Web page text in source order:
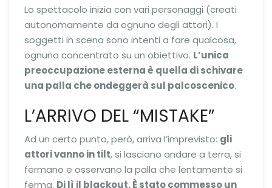
Lo spettacolo inizia con vari personaggi (creati
autonomamente da ognuno degli attori). I
soggetti in scena sono intenti a fare qualcosa,
ognuno concentrato su un obiettivo. L’unica
preoccupazione esterna è quella di schivare
una palla che ondeggerà sul palcoscenico.
L’ARRIVO DEL “MISTAKE”
Ad un certo punto, però, arriva l’imprevisto: gli
attori vanno in tilt, si lasciano andare a terra, si
fermano e osservano la palla che lentamente si
ferma. Di lì il blackout. È stato commesso un